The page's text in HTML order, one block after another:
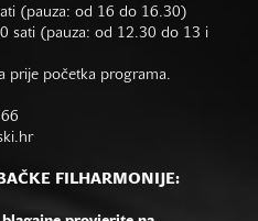
(pauza: od 16 do 16.30)
sati (pauza: od 12.30 do 13 i
prije početka programa.
FILHARMONIJE: